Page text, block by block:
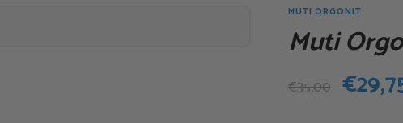
MUTI ORGONIT
Muti
€35,00 €